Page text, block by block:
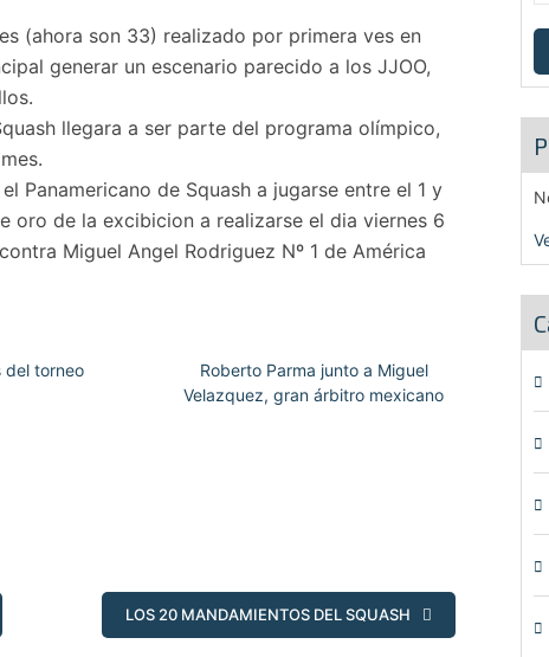
(ahora son 33) realizado por primera ves en
generar un escenario parecido a los JJOO,
llegara a ser parte del programa olímpico,
Panamericano de Squash a jugarse entre el 1 y
oro de la excibicion a realizarse el dia viernes 6
Miguel Angel Rodriguez Nº 1 de América
del torneo
Roberto Parma junto a Miguel
Velazquez, gran árbitro mexicano
LOS 20 MANDAMIENTOS DEL SQUASH